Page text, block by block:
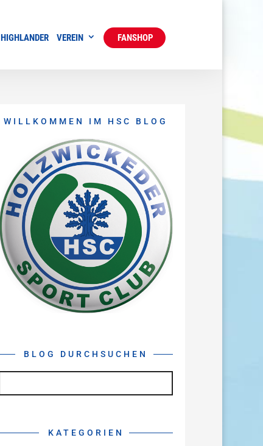
HIGHLANDER VEREIN FANSHOP
WILLKOMMEN IM HSC BLOG
BLOG DURCHSUCHEN
KATEGORIEN